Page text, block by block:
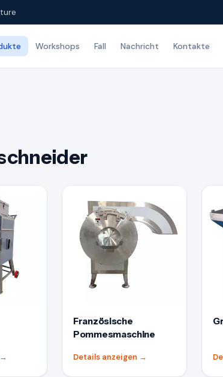
Workshops Fall Nachricht Kontakte
→
Französische
Pommesmaschine
Details anzeigen →